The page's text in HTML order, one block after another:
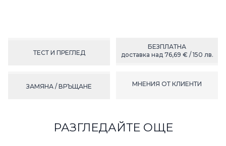
ТЕСТ И ПРЕГЛЕД
БЕЗПЛАТНА
доставка над 76,69 € / 150 лв.
ЗАМЯНА / ВРЪЩАНЕ МНЕНИЯ ОТ КЛИЕНТИ
РАЗГЛЕДАЙТЕ ОЩЕ